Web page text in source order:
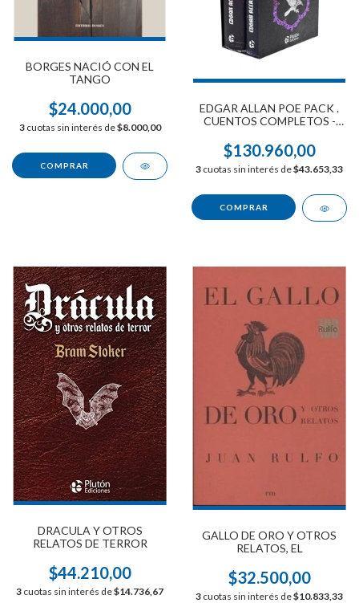
BORGES NACIÓ CON EL
TANGO
$24.000,00
3 cuotas sin interés de$8.000,00
EDGAR ALLAN POE PACK .
CUENTOS COMPLETOS -
COMPLETA
$130.960,00
3 cuotas sin interés de$43.653,33
DRACULA Y OTROS
RELATOS DE TERROR
$44.210,00
3 cuotas sin interés de$14.736,67
GALLO DE ORO Y OTROS
RELATOS, EL
$32.500,00
3 cuotas sin interés de$10.833,33